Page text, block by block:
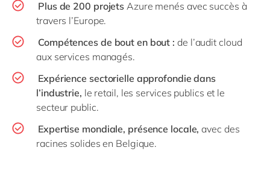
Plus de 200 projets Azure menés avec succès à
travers l’Europe.
Compétences de bout en bout : de l’audit cloud
aux services managés.
Expérience sectorielle approfondie dans
l’industrie, le retail, les services publics et le
secteur public.
Expertise mondiale, présence locale, avec des
racines solides en Belgique.